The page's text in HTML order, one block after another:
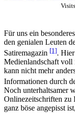
Für uns ein
den genialen Leuten
Satiremagazin [1].
Medienlandschaft
kann nicht mehr
Informationen durch
Noch unterhaltsamer
Onlinezeitschriften zu
ganz böse angepisst